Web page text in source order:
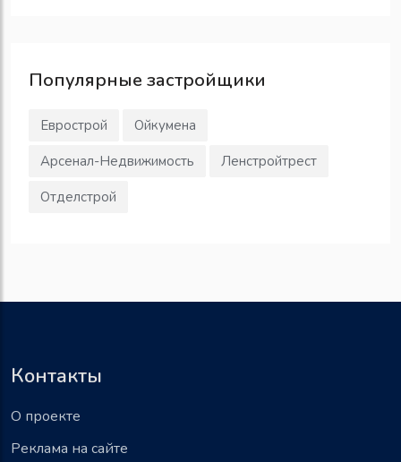
Популярные застройщики
Еврострой
Ойкумена
Арсенал-Недвижимость
Ленстройтрест
Отделстрой
Контакты
О проекте
Реклама на сайте